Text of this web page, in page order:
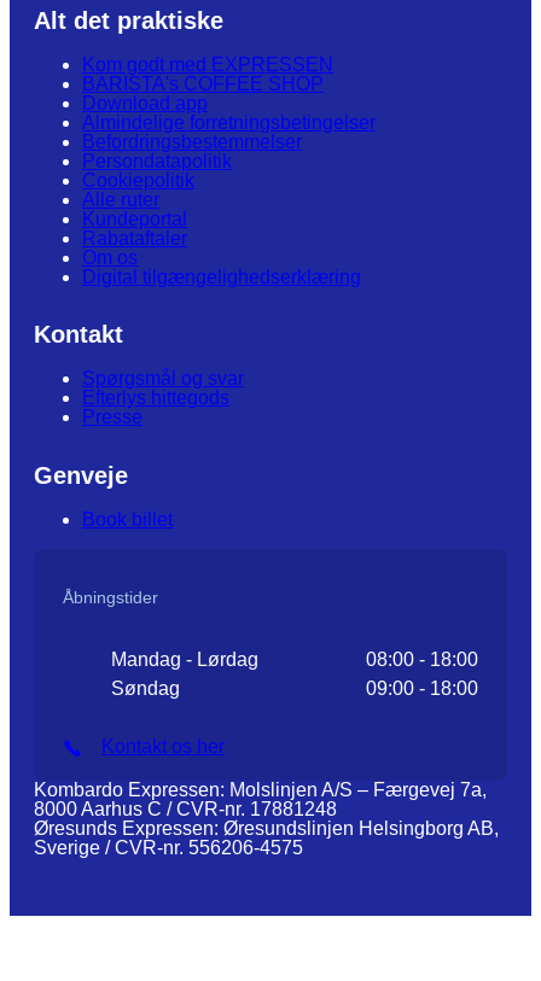
Alt det praktiske
Kom godt med EXPRESSEN
BARISTA's COFFEE SHOP
Download app
Almindelige forretningsbetingelser
Befordringsbestemmelser
Persondatapolitik
Cookiepolitik
Alle ruter
Kundeportal
Rabataftaler
Om os
Digital tilgængelighedserklæring
Kontakt
Spørgsmål og svar
Efterlys hittegods
Presse
Genveje
Book billet
Åbningstider
Mandag - Lørdag
08:00 - 18:00
Søndag
09:00 - 18:00
Kontakt os her
Kombardo Expressen: Molslinjen A/S – Færgevej 7a,
8000 Aarhus C / CVR-nr. 17881248
Øresunds Expressen: Øresundslinjen Helsingborg AB,
Sverige / CVR-nr. 556206-4575